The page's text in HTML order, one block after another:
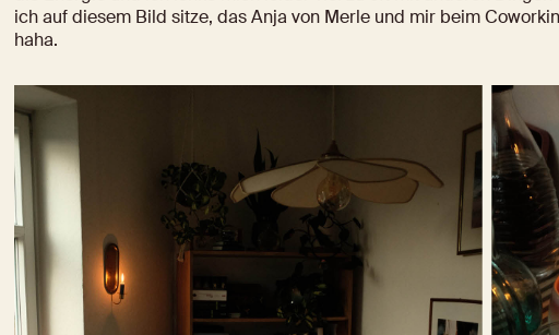
ich auf diesem Bild sitze, das Anja von Merle und mir beim
haha.